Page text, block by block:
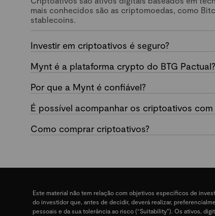
mais conhecidos são as criptomoedas, como
stablecoins.
Investir em criptoativos é seguro?
Mynt é a plataforma crypto do BTG Pactual?
Por que a Mynt é confiável?
É possível acompanhar os criptoativos
Como comprar criptoativos?
Este material não tem relação com objetivos específicos de
do investidor que, antes de decidir, deverá realizar,
pessoais e da sua tolerância ao risco (“Suitability”). Os ativos,